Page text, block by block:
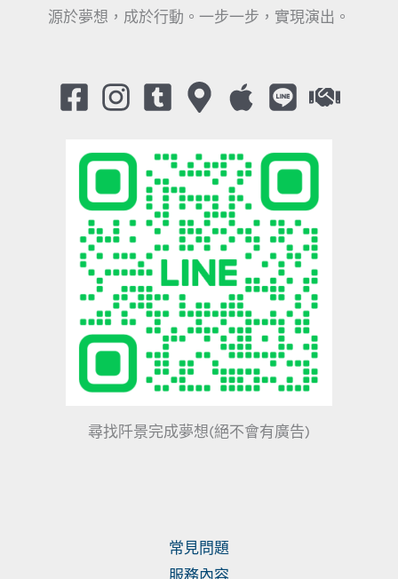
源於夢想，成於行動。一步一步，實現演出。
尋找阡景完成夢想(絕不會有廣告)
常見問題